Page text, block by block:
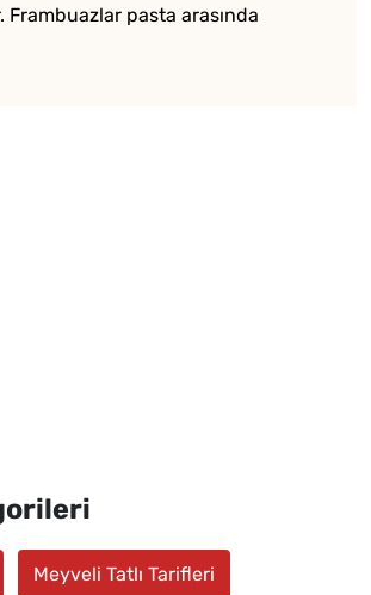
Frambuazlar pasta arasında
Meyveli Tatlı Tarifleri